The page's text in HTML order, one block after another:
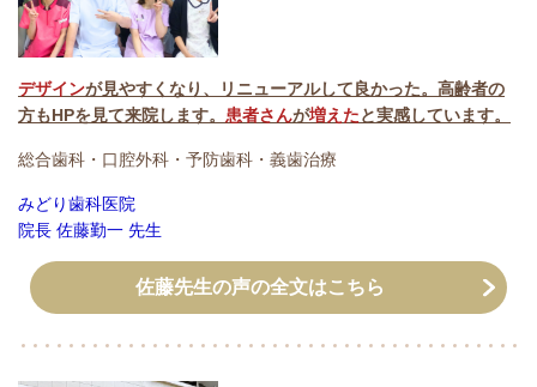
デザインが見やすくなり、リニューアルして良かった。高齢者の
方もHPを見て来院します。 患者さんが増えたと実感しています。
総合歯科・口腔外科・予防歯科・義歯治療
みどり歯科医院
院長 佐藤勤一 先生
佐藤先生の声の全文はこちら